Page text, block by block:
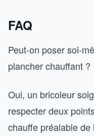
FAQ
Peut-on poser soi-
plancher chauffant ?
Oui, un bricoleur
respecter deux
chauffe préalable de